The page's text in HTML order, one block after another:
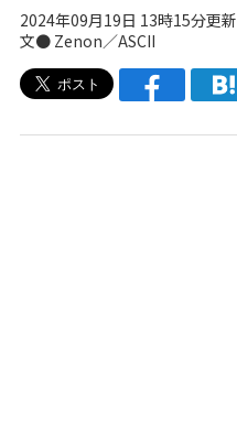
2024年09月19日 13時15分更新
文● Zenon／ASCII